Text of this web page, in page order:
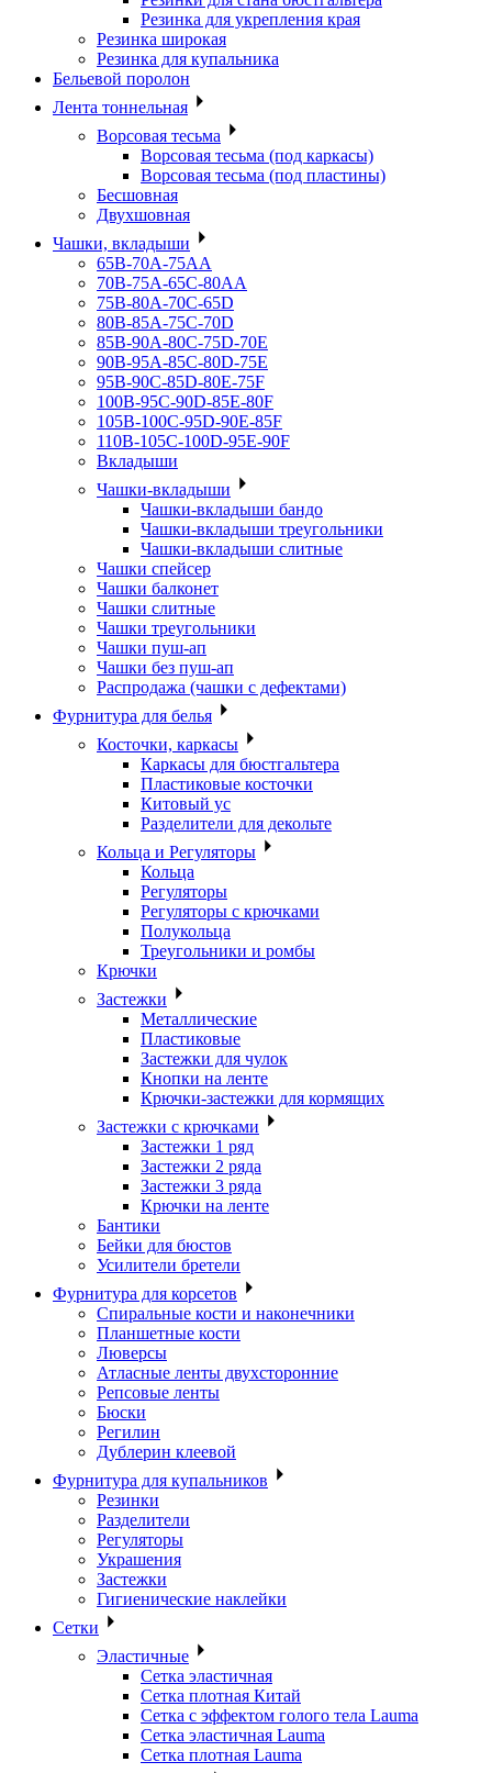
Резинка для укрепления края
Резинка широкая
Резинка для купальника
Бельевой поролон
Лента тоннельная
Ворсовая тесьма
Ворсовая тесьма (под каркасы)
Ворсовая тесьма (под пластины)
Бесшовная
Двухшовная
Чашки, вкладыши
65B-70A-75АА
70В-75А-65С-80АА
75В-80А-70С-65D
80В-85А-75С-70D
85В-90А-80С-75D-70E
90B-95A-85C-80D-75E
95B-90C-85D-80E-75F
100B-95C-90D-85E-80F
105B-100C-95D-90E-85F
110B-105C-100D-95E-90F
Вкладыши
Чашки-вкладыши
Чашки-вкладыши бандо
Чашки-вкладыши треугольники
Чашки-вкладыши слитные
Чашки спейсер
Чашки балконет
Чашки слитные
Чашки треугольники
Чашки пуш-ап
Чашки без пуш-ап
Распродажа (чашки с дефектами)
Фурнитура для белья
Косточки, каркасы
Каркасы для бюстгальтера
Пластиковые косточки
Китовый ус
Разделители для декольте
Кольца и Регуляторы
Кольца
Регуляторы
Регуляторы с крючками
Полукольца
Треугольники и ромбы
Крючки
Застежки
Металлические
Пластиковые
Застежки для чулок
Кнопки на ленте
Крючки-застежки для кормящих
Застежки с крючками
Застежки 1 ряд
Застежки 2 ряда
Застежки 3 ряда
Крючки на ленте
Бантики
Бейки для бюстов
Усилители бретели
Фурнитура для корсетов
Спиральные кости и наконечники
Планшетные кости
Люверсы
Атласные ленты двухсторонние
Репсовые ленты
Бюски
Регилин
Дублерин клеевой
Фурнитура для купальников
Резинки
Разделители
Регуляторы
Украшения
Застежки
Гигиенические наклейки
Сетки
Эластичные
Сетка эластичная
Сетка плотная Китай
Сетка с эффектом голого тела Lauma
Сетка эластичная Lauma
Сетка плотная Lauma